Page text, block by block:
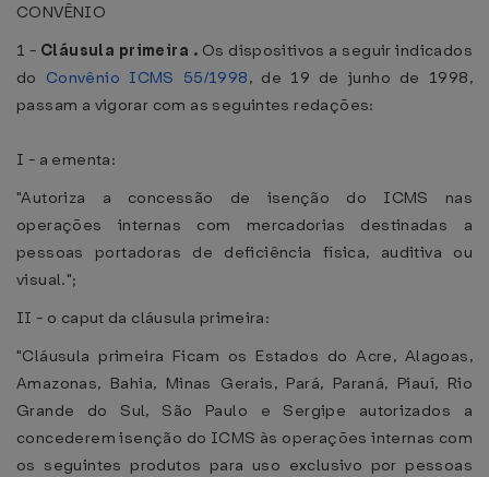
CONVÊNIO
1 - Cláusula primeira . Os dispositivos a seguir indicados
do Convênio ICMS 55/1998, de 19 de junho de 1998,
passam a vigorar com as seguintes redações:
I - a ementa:
"Autoriza a concessão de isenção do ICMS nas
operações internas com mercadorias destinadas a
pessoas portadoras de deficiência física, auditiva ou
visual.";
II - o caput da cláusula primeira:
"Cláusula primeira Ficam os Estados do Acre, Alagoas,
Amazonas, Bahia, Minas Gerais, Pará, Paraná, Piauí, Rio
Grande do Sul, São Paulo e Sergipe autorizados a
concederem isenção do ICMS às operações internas com
os seguintes produtos para uso exclusivo por pessoas